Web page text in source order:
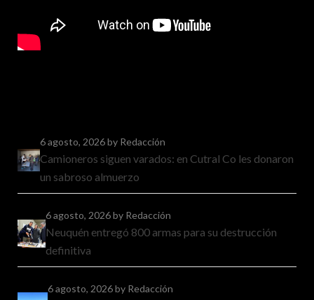
6 agosto, 2026by Redacción
Camioneros siguen varados: en Cutral Co les donaron
un sabroso almuerzo
6 agosto, 2026by Redacción
Neuquén entregó 800 armas para su destrucción
definitiva
6 agosto, 2026by Redacción